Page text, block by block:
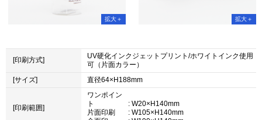
[印刷方式]
UV硬化インクジェットプリント/ホワイトインク使用
可（片面カラー）
[サイズ]
直径64×H188mm
[印刷範囲]
ワンポイン
ト
: W20×H140mm
片面印刷
: W105×H140mm